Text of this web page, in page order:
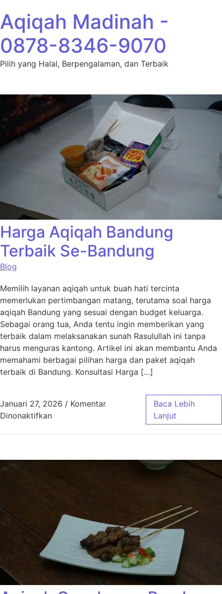
Aqiqah Madinah -
0878-8346-9070
Pilih yang Halal, Berpengalaman, dan Terbaik
Harga Aqiqah Bandung
Terbaik Se-Bandung
Blog
Memilih layanan aqiqah untuk buah hati tercinta
memerlukan pertimbangan matang, terutama soal harga
aqiqah Bandung yang sesuai dengan budget keluarga.
Sebagai orang tua, Anda tentu ingin memberikan yang
terbaik dalam melaksanakan sunah Rasulullah ini tanpa
harus menguras kantong. Artikel ini akan membantu Anda
memahami berbagai pilihan harga dan paket aqiqah
terbaik di Bandung. Konsultasi Harga […]
Januari 27, 2026 / Komentar
Dinonaktifkanpada Harga Aqiqah Bandung Terbaik Se-
Baca Lebih
Lanjut